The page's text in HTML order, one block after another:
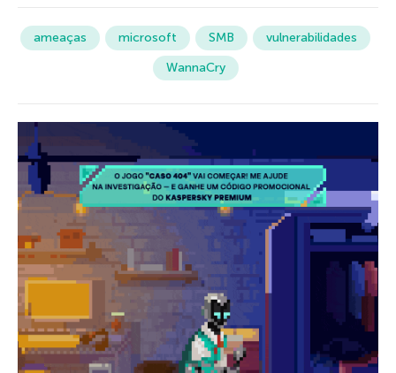
ameaças microsoft SMB
vulnerabilidades
WannaCry